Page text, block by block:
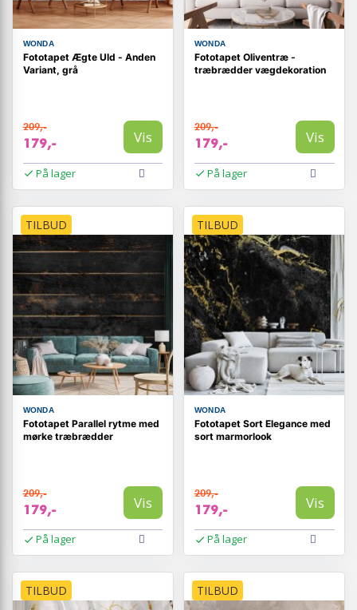
WONDA
Fototapet Ægte Uld - Anden
Variant, grå
209,-
179,- Vis
På lager
WONDA
Fototapet Oliventræ -
træbrædder vægdekoration
209,-
179,- Vis
På lager
TILBUD
WONDA
Fototapet Parallel rytme med
mørke træbrædder
209,-
179,- Vis
På lager
TILBUD
WONDA
Fototapet Sort Elegance med
sort marmorlook
209,-
179,- Vis
På lager
TILBUD TILBUD